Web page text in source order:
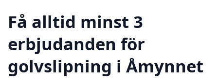
Få alltid minst 3
erbjudanden för
golvslipning i Åmynnet